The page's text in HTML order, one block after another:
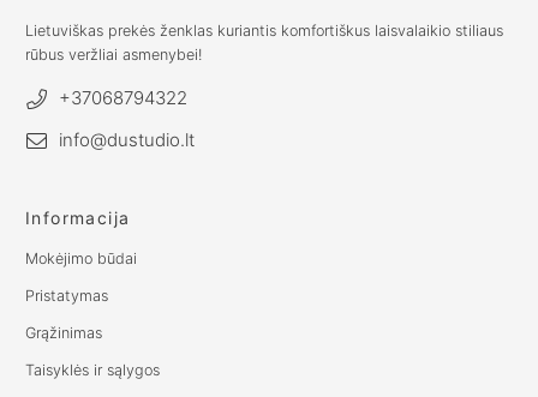
Lietuviškas prekės ženklas kuriantis komfortiškus laisvalaikio stiliaus
rūbus veržliai asmenybei!
+37068794322
info@dustudio.lt
Informacija
Mokėjimo būdai
Pristatymas
Grąžinimas
Taisyklės ir sąlygos